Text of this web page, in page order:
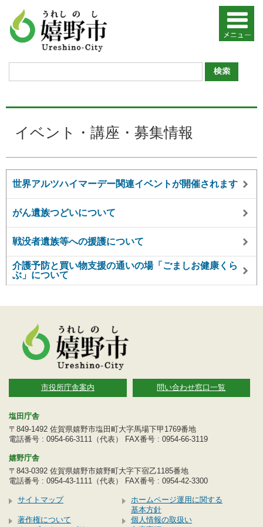
イベント・講座・募集情報
世界アルツハイマーデー関連イベントが開催されます
がん遺族つどいについて
戦没者遺族等への援護について
介護予防と買い物支援の通いの場「ごましお健康くら
ぶ」について
市役所庁舎案内 問い合わせ窓口一覧
塩田庁舎
〒849-1492 佐賀県嬉野市塩田町大字馬場下甲1769番地
電話番号 : 0954-66-3111（代表） FAX番号 : 0954-66-3119
嬉野庁舎
〒843-0392 佐賀県嬉野市嬉野町大字下宿乙1185番地
電話番号 : 0954-43-1111（代表） FAX番号 : 0954-42-3300
サイトマップ
ホームページ運用に関する
基本方針
著作権について
個人情報の取扱い